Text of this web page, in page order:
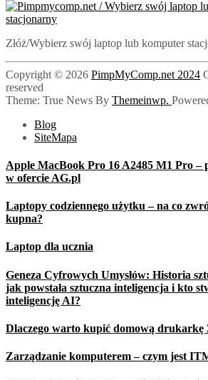
Złóż/Wybierz swój laptop lub komputer
Copyright © 2026 PimpMyComp.net 2024
reserved
Theme: True News By Themeinwp.
Blog
SiteMapa
Apple MacBook Pro 16 A2485 M1 Pro –
w ofercie AG.pl
Laptopy codziennego użytku – na co
kupna?
Laptop dla ucznia
Geneza Cyfrowych Umysłów: Historia
jak powstała sztuczna inteligencja i kto
inteligencję AI?
Dlaczego warto kupić domową drukarkę
Zarządzanie komputerem – czym jest